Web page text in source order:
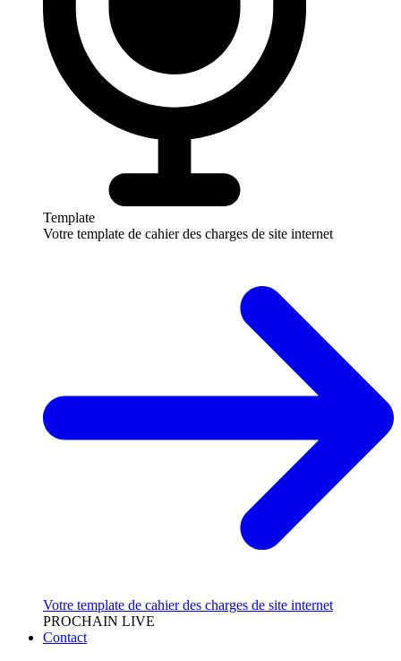
Template
Votre template de cahier des charges de site internet
Votre template de cahier des charges de site internet
PROCHAIN LIVE
Contact